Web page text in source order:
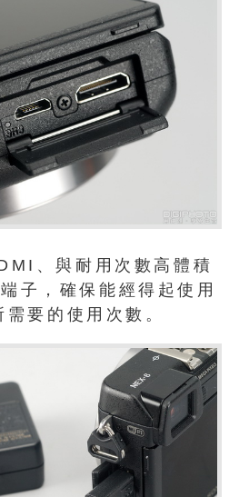
、與耐用次數高體積
子，確保能經得起使用
要的使用次數。